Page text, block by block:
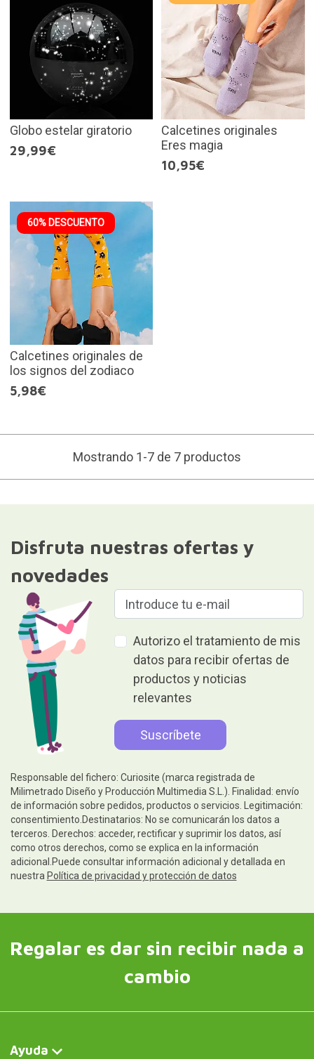
Globo estelar giratorio
29,99€
Calcetines originales
Eres magia
10,95€
60% DESCUENTO
Calcetines originales de
los signos del zodiaco
5,98€
Mostrando 1-7 de 7 productos
Disfruta nuestras ofertas y
novedades
Autorizo el tratamiento de mis
datos para recibir ofertas de
productos y noticias
relevantes
Responsable del fichero: Curiosite (marca registrada de
Milimetrado Diseño y Producción Multimedia S.L.). Finalidad: envío
de información sobre pedidos, productos o servicios. Legitimación:
consentimiento.Destinatarios: No se comunicarán los datos a
terceros. Derechos: acceder, rectificar y suprimir los datos, así
como otros derechos, como se explica en la información
adicional.Puede consultar información adicional y detallada en
nuestra Política de privacidad y protección de datos
Regalar es dar sin recibir nada a
cambio
Ayuda